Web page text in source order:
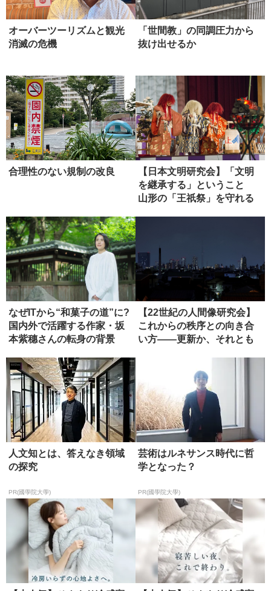
オーバーツーリズムと観光
消滅の危機
「世間教」の同調圧力から
抜け出せるか
合理性のない規制の改良
【日本文明研究会】「文明
を継承する」ということ
山形の「王祇祭」を守れる
なぜITから“和菓子の道”に?
国内外で活躍する作家・坂
本紫穗さんの転身の背景
【22世紀の人間像研究会】
これからの秩序との向き合
い方――更新か、それとも
人文知とは、答えなき領域
の探究
PR(國學院大學)
芸術はルネサンス時代に哲
学となった？
PR(國學院大學)